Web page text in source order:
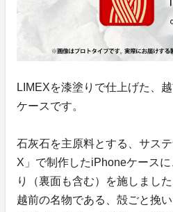
LIMEXを漆塗りで仕上げた、
ケースです。
石灰石を主原料とする、サス
X」で制作したiPhoneケース
り（裏面も含む）を施しました
越前の名物である、殻ごと挽